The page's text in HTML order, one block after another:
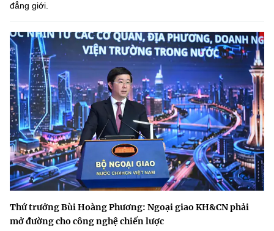
đẳng giới.
Thứ trưởng Bùi Hoàng Phương: Ngoại giao KH&CN phải
mở đường cho công nghệ chiến lược